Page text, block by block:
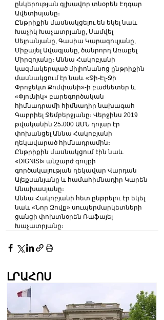
ընկերության գլխավոր տնօրեն Էդգար
Ավետիսյանը։
Ընթրիքին մասնակցելու են եկել նաև
Խաչիկ Խաչատրյանը, Սամվել
Սեյրանյանը, Գասիա Կարագուլյանը,
Միքայել Ավագյանը, ծանրորդ Առաքել
Միրզոյանը։ Աննա Հակոբյանի
կազմակերպած միլիոնանոց ընթրիքին
մասնակցում էր նաև «Ջի-Էլ-Ջի
Փրոջեկտ Քոմփանի»-ի բաժնետեր և
«Փյունիկ» բարեգործական
հիմնադրամի հիմնադիր նախագահ
Գաբրիել Ջեմբերջյանը։ Վերջինս 2019
թվականին 25․000 ԱՄՆ դոլար էր
փոխանցել Աննա Հակոբյանի
ղեկավարած հիմնադրամին։
Ընթրիքին մասնակցում էին նաև
«DIGNISI» անշարժ գույքի
գործակալության ղեկավար Վարդան
Ալեքսանյանը և համահիմնադիր Կարեն
Անախասյանը։
Աննա Հակոբյանի հետ ընթրելու էր եկել
նաև «Նոր Զովք» սուպերմարկետների
ցանցի փոխտնօրեն Ռաֆայել
Խաչատրյանը։
ԼՐԱՀՈՍ